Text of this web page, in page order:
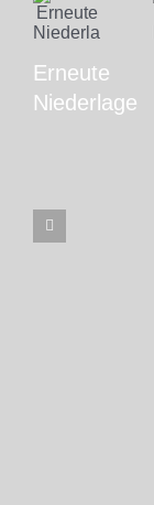
Erneute
Niederlage